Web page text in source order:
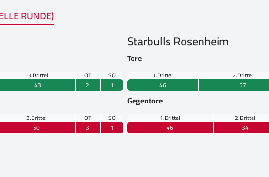
RUNDE)
3.Drittel OT
SO
43 2 1
3.Drittel OT
SO
50 3 1
Starbulls Rosenheim
Tore
1.Drittel 2.Drittel
46
57
Gegentore
1.Drittel 2.Drittel
46
34